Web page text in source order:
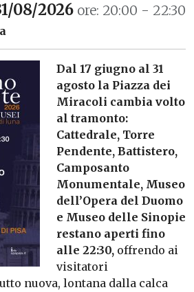
08/2026 ore: 20:00 - 22:30
Dal 17 giugno al 31
agosto la Piazza dei
Miracoli cambia volto
al tramonto:
Cattedrale, Torre
Pendente, Battistero,
Camposanto
Monumentale, Museo
dell’Opera del Duomo
e Museo delle Sinopie
restano aperti fino
alle 22:30, offrendo ai
visitatori
nuova, lontana dalla calca